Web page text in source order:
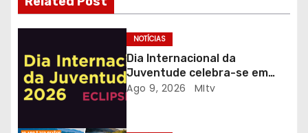
d
e
a
NOTÍCIAS
Dia Internacional da
Juventude celebra-se em
Gaia com desporto, música e
Ago 9, 2026 MItv